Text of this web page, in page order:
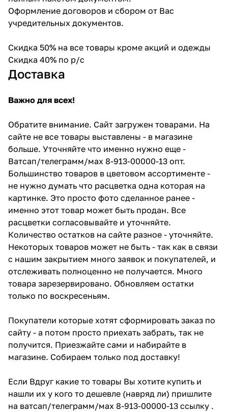
Оформление договоров и сбором от Вас
учредительных документов.
Скидка 50% на все товары кроме акций и одежды
Скидка 40% по р/с
Доставка
Важно для всех!
Обратите внимание. Сайт загружен товарами. На
сайте не все товары выставлены - в магазине
больше. Уточняйте что именно нужно еще -
Ватсап/телеграмм/мах 8-913-00000-13 опт.
Большинство товаров в цветовом ассортименте -
не нужно думать что расцветка одна которая на
картинке. Это просто фото сделанное ранее -
именно этот товар может быть продан. Все
расцветки согласовывайте и уточняйте.
Количество остатков на сайте разное - уточняйте.
Некоторых товаров может не быть - так как в связи
с нашим закрытием много заявок и покупателей, и
отслеживать полноценно не получается. Много
товара зарезервировано. Обновляем остатки
только по воскресеньям.
Покупатели которые хотят сформировать заказ по
сайту - а потом просто приехать забрать, так не
получится. Приезжайте сами и набирайте в
магазине. Собираем только под доставку!
Если Вдруг какие то товары Вы хотите купить и
нашли их у кого то дешевле (навряд ли) пришлите
на ватсап/телеграмм/мах 8-913-00000-13 ссылку .